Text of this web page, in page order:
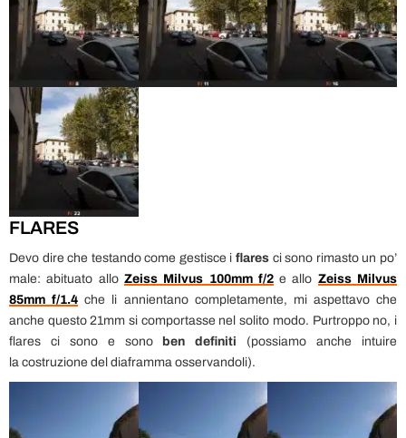
FLARES
Devo dire che testando come gestisce iflares ci sono rimasto un po’
male: abituato allo Zeiss Milvus 100mm f/2e allo Zeiss Milvus
85mm f/1.4 che li annientano completamente, mi aspettavo che
anche questo 21mm si comportasse nel solito modo. Purtroppo no, i
flares ci sono e sono
ben definiti (possiamo anche intuire
la costruzione del diaframma osservandoli).